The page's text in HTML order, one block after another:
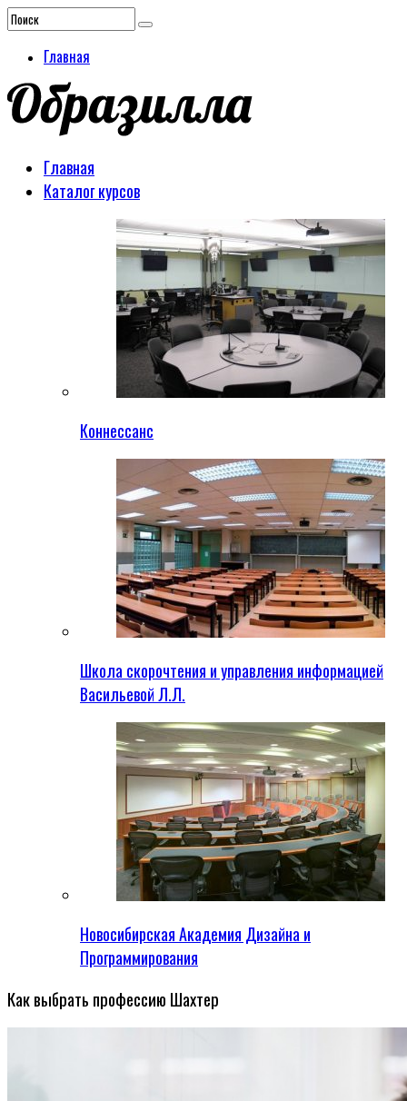
Главная
Главная
Каталог курсов
Коннессанс
Школа скорочтения и управления информацией
Васильевой Л.Л.
Новосибирская Академия Дизайна и
Программирования
Как выбрать профессию Шахтер